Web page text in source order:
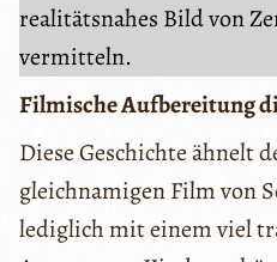
realitätsnahes Bild von
vermitteln.
Filmische Aufbereitung
Diese Geschichte ähnelt
gleichnamigen Film von
lediglich mit einem viel